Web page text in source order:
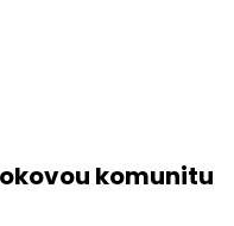
komunitu